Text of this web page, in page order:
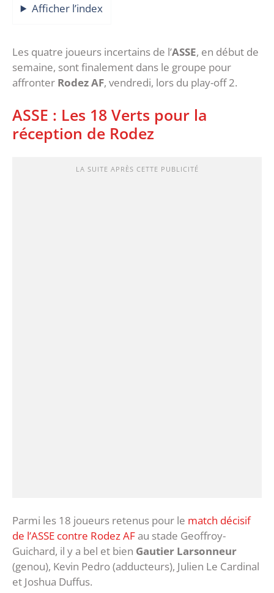
Afficher l’index
Les quatre joueurs incertains de l’ASSE, en début de
semaine, sont finalement dans le groupe pour
affronter Rodez AF, vendredi, lors du play-off 2.
ASSE : Les 18 Verts pour la
réception de Rodez
LA SUITE APRÈS CETTE PUBLICITÉ
Parmi les 18 joueurs retenus pour le match décisif
de l’ASSE contre Rodez AFau stade Geoffroy-
Guichard, il y a bel et bien Gautier Larsonneur
(genou), Kevin Pedro (adducteurs), Julien Le Cardinal
et Joshua Duffus.